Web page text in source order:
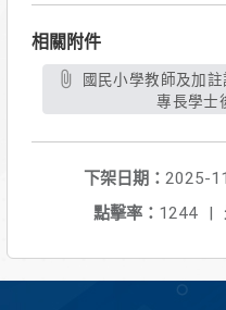
相關附件
專長學士
下架日期： 2025-
點擊率： 1244 |